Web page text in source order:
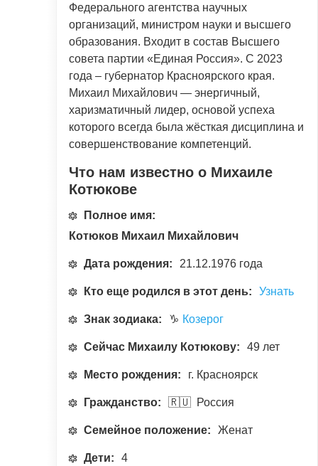
Федерального агентства научных
организаций, министром науки и высшего
образования. Входит в состав Высшего
совета партии «Единая Россия». С 2023
года – губернатор Красноярского края.
Михаил Михайлович — энергичный,
харизматичный лидер, основой успеха
которого всегда была жёсткая дисциплина и
совершенствование компетенций.
Что нам известно о Михаиле
Котюкове
Полное имя:
Котюков Михаил Михайлович
Дата рождения: 21.12.1976 года
Кто еще родился в этот день: Узнать
Знак зодиака: ♑ Козерог
Сейчас Михаилу Котюкову: 49 лет
Место рождения: г. Красноярск
Гражданство: 🇷🇺 Россия
Семейное положение: Женат
Дети:
4